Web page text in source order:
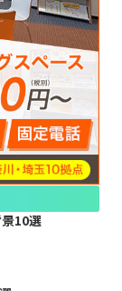
10選